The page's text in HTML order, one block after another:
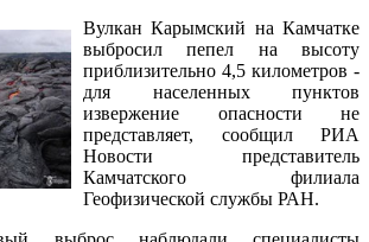
Вулкан Карымский на Камчатке
выбросил пепел на высоту
приблизительно 4,5 километров -
для населенных пунктов
извержение опасности не
представляет, сообщил РИА
Новости представитель
Камчатского филиала
Геофизической службы РАН.